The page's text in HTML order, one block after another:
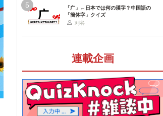
5
「广」←日本では何の漢字？中国語の
「簡体字」クイズ
刈谷
連載企画